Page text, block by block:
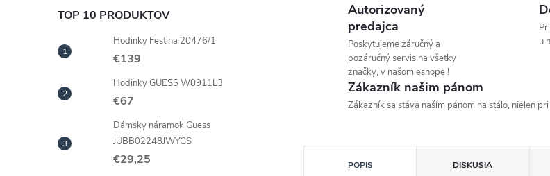
TOP 10 PRODUKTOV
Hodinky Festina 20476/1
€139
Hodinky GUESS W0911L3
€67
Dámsky náramok Guess
JUBB02248JWYGS
€29,25
Autorizovaný
predajca
Poskytujeme záručný a
pozáručný servis na všetky
značky, v našom eshope !
u
Zákazník našim pánom
Zákazník sa stáva naším pánom na stálo, nielen
POPIS DISKUSIA